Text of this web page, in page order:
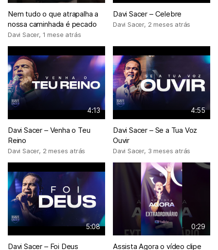
Nem tudo o que atrapalha a
nossa caminhada é pecado
Davi Sacer, 1 mese atrás
Davi Sacer – Celebre
Davi Sacer, 2 meses atrás
4:13
Davi Sacer – Venha o Teu
Reino
Davi Sacer, 2 meses atrás
4:55
Davi Sacer – Se a Tua Voz
Ouvir
Davi Sacer, 3 meses atrás
5:08
Davi Sacer – Foi Deus
0:29
Assista Agora o vídeo clipe